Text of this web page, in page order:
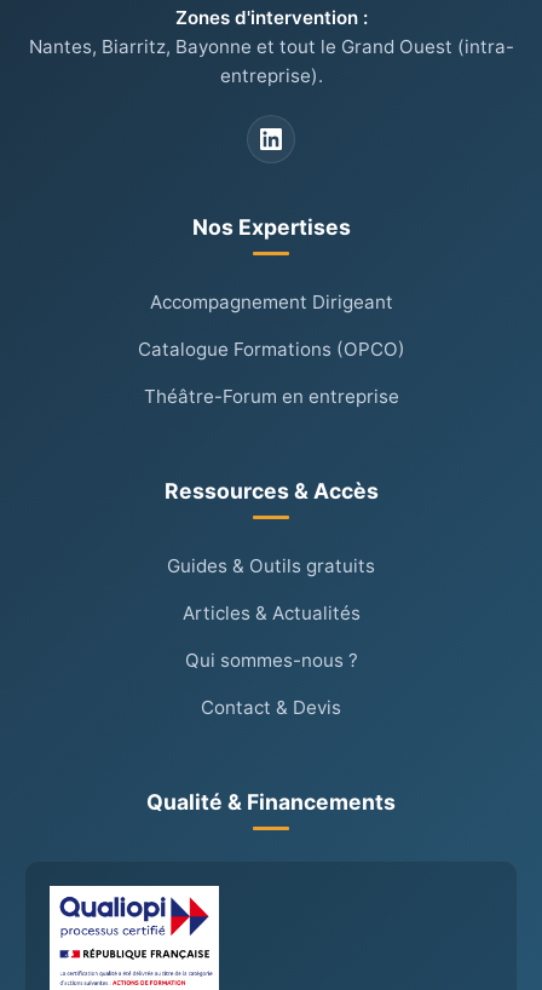
Zones d'intervention :
Nantes, Biarritz, Bayonne et tout le Grand Ouest (intra-
entreprise).
Nos Expertises
Accompagnement Dirigeant
Catalogue Formations (OPCO)
Théâtre-Forum en entreprise
Ressources & Accès
Guides & Outils gratuits
Articles & Actualités
Qui sommes-nous ?
Contact & Devis
Qualité & Financements